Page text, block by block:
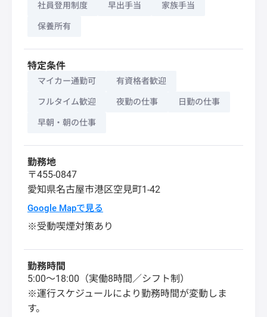
社員登用制度 早出手当 家族手当
保養所有
特定条件
マイカー通勤可 有資格者歓迎
フルタイム歓迎 夜勤の仕事 日勤の仕事
早朝・朝の仕事
勤務地
〒455-0847
愛知県名古屋市港区空見町1-42
Google Mapで見る
※受動喫煙対策あり
勤務時間
5:00～18:00（実働8時間／シフト制）
※運行スケジュールにより勤務時間が変動しま
す。